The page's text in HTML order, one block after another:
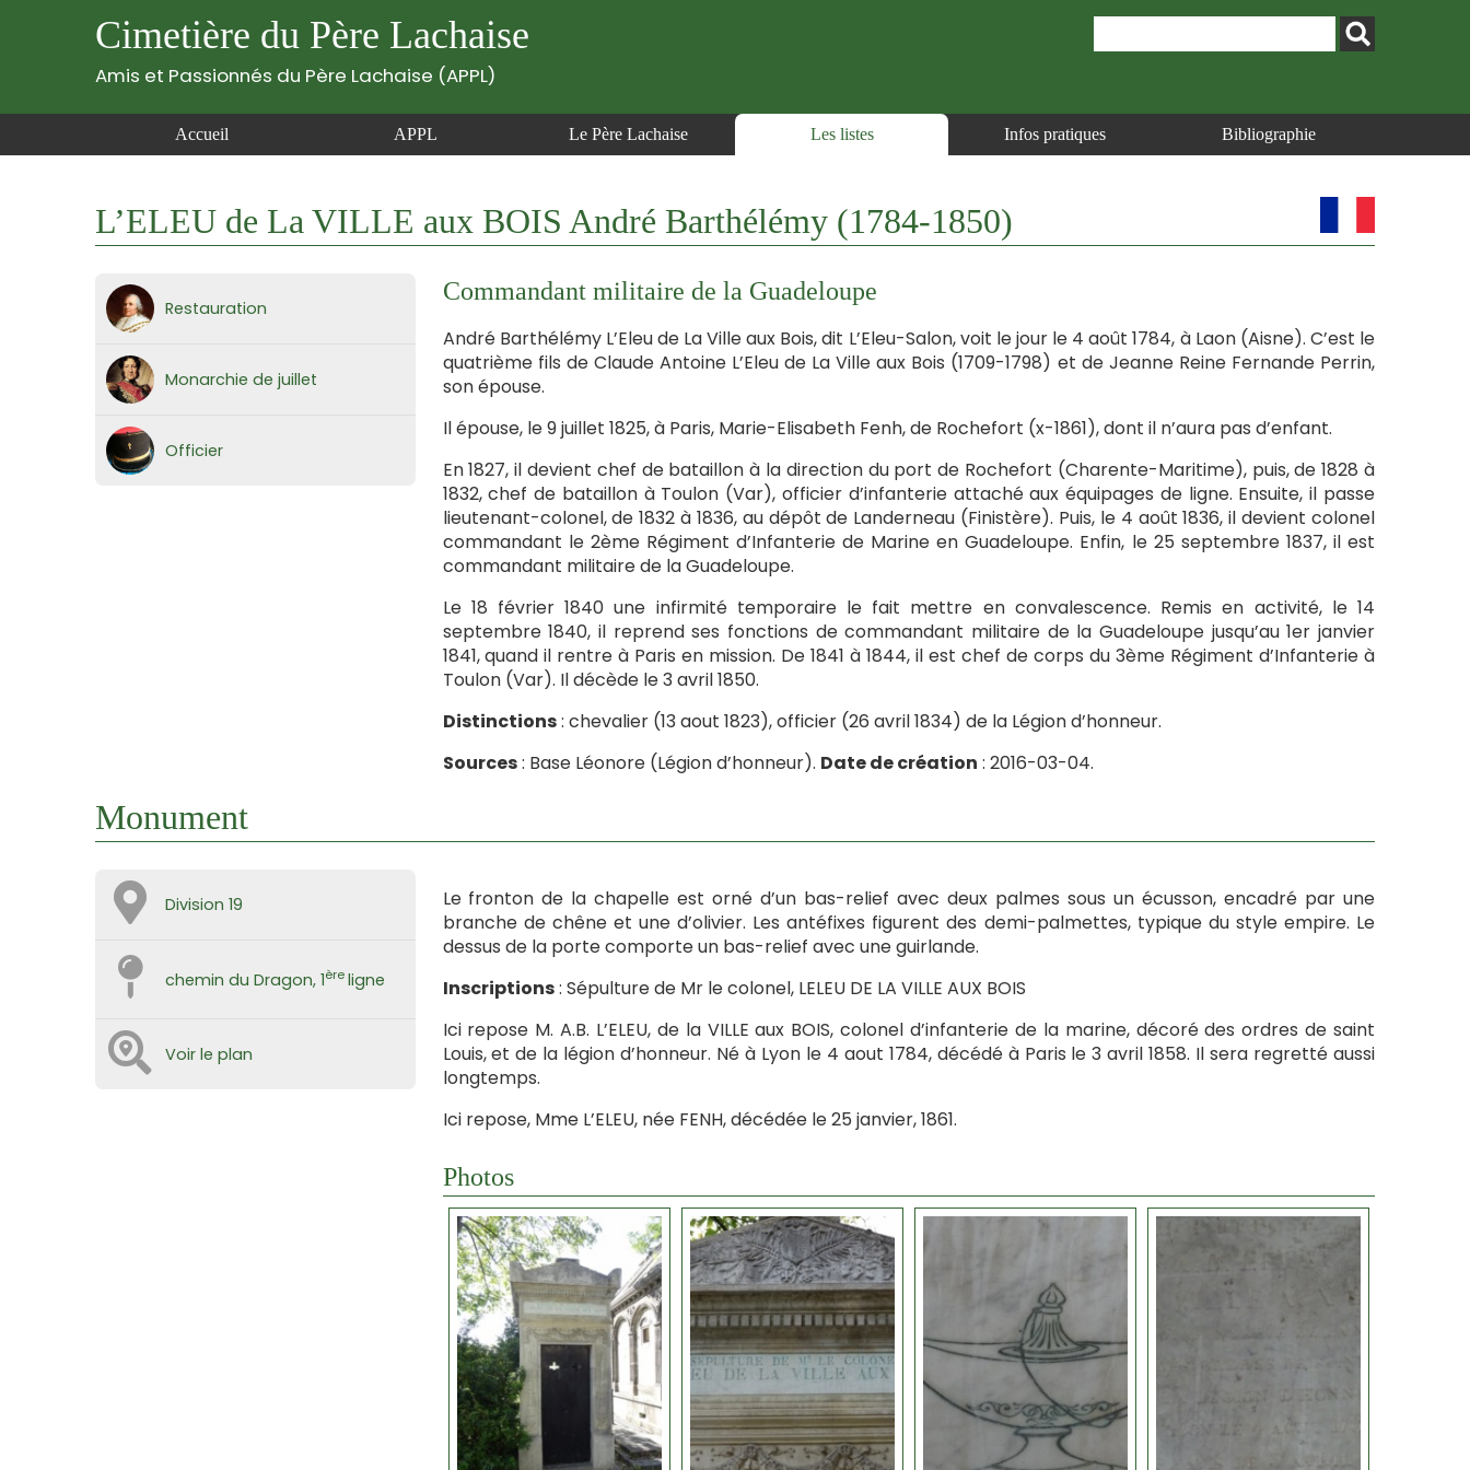
Cimetière du Père Lachaise
Amis et Passionnés du Père Lachaise (APPL)
Accueil APPL Le Père Lachaise Les listes Infos pratiques Bibliographie
L’ELEU de La VILLE aux BOIS André Barthélémy (1784-1850)
Restauration
Monarchie de juillet
Officier
Commandant militaire de la Guadeloupe
André Barthélémy L’Eleu de La Ville aux Bois, dit L’Eleu-Salon, voit le jour le 4 août 1784, à Laon (Aisne). C’est le
quatrième fils de Claude Antoine L’Eleu de La Ville aux Bois (1709-1798) et de Jeanne Reine Fernande Perrin,
son épouse.
Il épouse, le 9 juillet 1825, à Paris, Marie-Elisabeth Fenh, de Rochefort (x-1861), dont il n’aura pas d’enfant.
En 1827, il devient chef de bataillon à la direction du port de Rochefort (Charente-Maritime), puis, de 1828 à
1832, chef de bataillon à Toulon (Var), officier d’infanterie attaché aux équipages de ligne. Ensuite, il passe
lieutenant-colonel, de 1832 à 1836, au dépôt de Landerneau (Finistère). Puis, le 4 août 1836, il devient colonel
commandant le 2ème Régiment d’Infanterie de Marine en Guadeloupe. Enfin, le 25 septembre 1837, il est
commandant militaire de la Guadeloupe.
Le 18 février 1840 une infirmité temporaire le fait mettre en convalescence. Remis en activité, le 14
septembre 1840, il reprend ses fonctions de commandant militaire de la Guadeloupe jusqu’au 1er janvier
1841, quand il rentre à Paris en mission. De 1841 à 1844, il est chef de corps du 3ème Régiment d’Infanterie à
Toulon (Var). Il décède le 3 avril 1850.
Distinctions: chevalier (13 aout 1823), officier (26 avril 1834) de la Légion d’honneur.
Sources: Base Léonore (Légion d’honneur). Date de création : 2016-03-04.
Monument
Division 19
chemin du Dragon, 1èreligne
Voir le plan
Le fronton de la chapelle est orné d’un bas-relief avec deux palmes sous un écusson, encadré par une
branche de chêne et une d’olivier. Les antéfixes figurent des demi-palmettes, typique du style empire. Le
dessus de la porte comporte un bas-relief avec une guirlande.
Inscriptions: Sépulture de Mr le colonel, LELEU DE LA VILLE AUX BOIS
Ici repose M. A.B. L’ELEU, de la VILLE aux BOIS, colonel d’infanterie de la marine, décoré des ordres de saint
Louis, et de la légion d’honneur. Né à Lyon le 4 aout 1784, décédé à Paris le 3 avril 1858. Il sera regretté aussi
longtemps.
Ici repose, Mme L’ELEU, née FENH, décédée le 25 janvier, 1861.
Photos